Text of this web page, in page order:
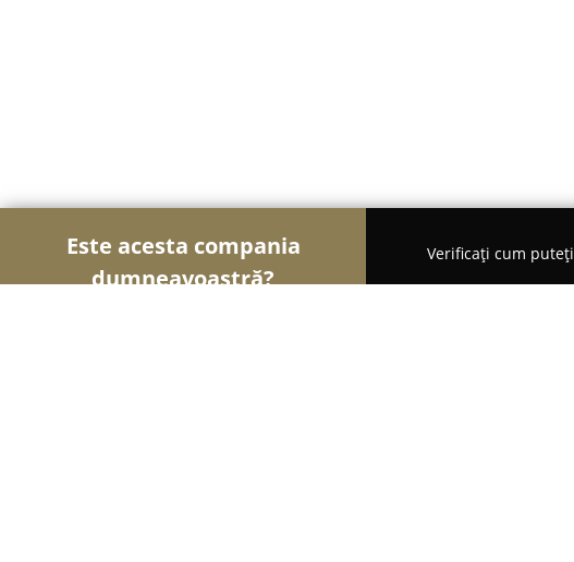
Este acesta compania
dumneavoastră?
Verificați cum